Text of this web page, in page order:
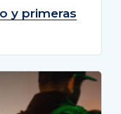
y primeras